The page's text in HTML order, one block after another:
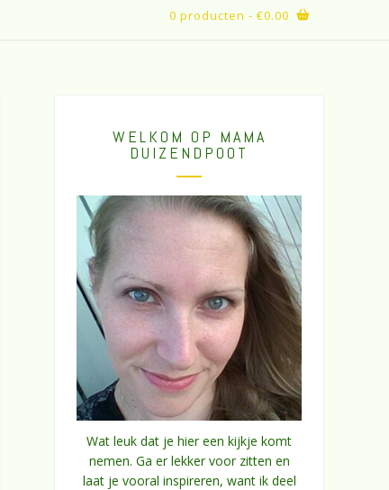
0 producten - €0.00
WELKOM OP MAMA
DUIZENDPOOT
Wat leuk dat je hier een kijkje komt
nemen. Ga er lekker voor zitten en
laat je vooral inspireren, want ik deel